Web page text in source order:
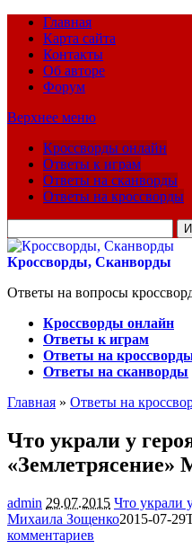
Главная
Карта сайта
Контакты
Об авторе
Форум
Верхнее меню
Кроссворды онлайн
Ответы к играм
Ответы на сканворды
Ответы на кроссворды
для:
Кроссворды, Сканворды
Ответы на вопросы
Кроссворды онлайн
Ответы к играм
Ответы на
Ответы на сканворды
Главная » Ответы на
Что украли у
admin 29.07.2015 Что украли
Михаила Зощенко2015-07-
комментариев